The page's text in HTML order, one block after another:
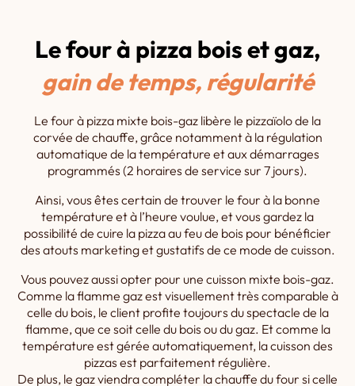
Le four à pizza bois et gaz,
gain de temps, régularité
Le four à pizza mixte bois-gaz libère le pizzaïolo de la
corvée de chauffe, grâce notamment à la régulation
automatique de la température et aux démarrages
programmés (2 horaires de service sur 7 jours).
Ainsi, vous êtes certain de trouver le four à la bonne
température et à l’heure voulue, et vous gardez la
possibilité de cuire la pizza au feu de bois pour bénéficier
des atouts marketing et gustatifs de ce mode de cuisson.
Vous pouvez aussi opter pour une cuisson mixte bois-gaz.
Comme la flamme gaz est visuellement très comparable à
celle du bois, le client profite toujours du spectacle de la
flamme, que ce soit celle du bois ou du gaz. Et comme la
température est gérée automatiquement, la cuisson des
pizzas est parfaitement régulière.
De plus, le gaz viendra compléter la chauffe du four si celle